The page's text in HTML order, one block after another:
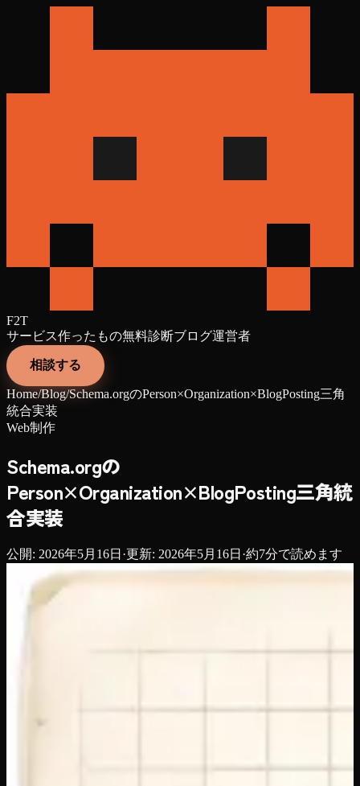
F2T
サービス作ったもの無料診断ブログ運営者
相談する
Home/Blog/Schema.orgのPerson×Organization×BlogPosting三角
統合実装
Web制作
Schema.orgの
Person×Organization×BlogPosting三角統
合実装
公開: 2026年5月16日 ·更新: 2026年5月16日 ·約7分で読めます